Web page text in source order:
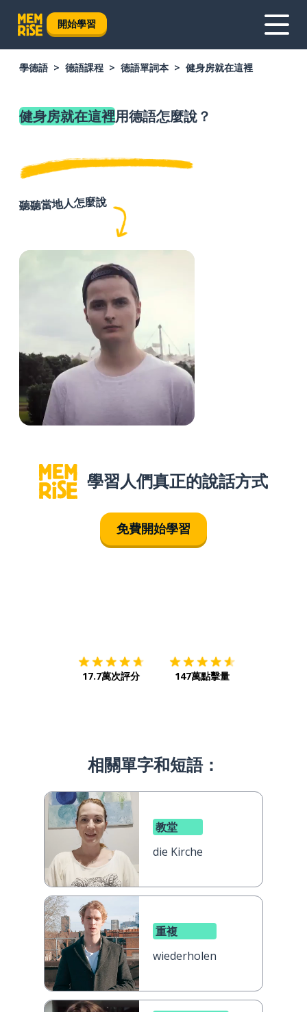
開始學習
學德語 德語課程 德語單詞本 健身房就在這裡
健身房就在這裡用德語怎麼說？
聽聽當地人怎麼說
學習人們真正的說話方式
免費開始學習
17.7萬次評分 147萬點擊量
相關單字和短語：
教堂
die Kirche
重複
wiederholen